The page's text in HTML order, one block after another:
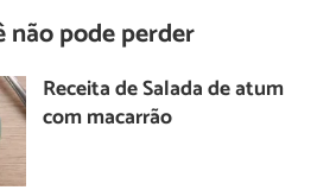
não pode perder
Receita de Salada de atum
com macarrão